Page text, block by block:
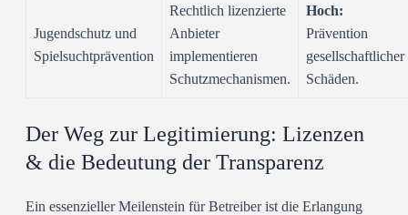
Jugendschutz und
Spielsuchtprävention
Rechtlich lizenzierte
Anbieter
implementieren
Schutzmechanismen.
Hoch:
Prävention
gesellschaftlicher
Schäden.
Der Weg zur Legitimierung: Lizenzen
& die Bedeutung der Transparenz
Ein essenzieller Meilenstein für Betreiber ist die Erlangung